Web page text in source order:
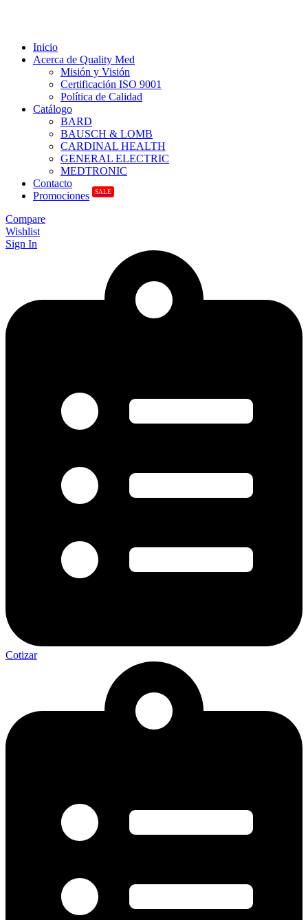
Inicio
Acerca de Quality Med
Misión y Visión
Certificación ISO 9001
Política de Calidad
Catálogo
BARD
BAUSCH & LOMB
CARDINAL HEALTH
GENERAL ELECTRIC
MEDTRONIC
Contacto
Promociones
SALE
Compare
Wishlist
Sign In
Cotizar